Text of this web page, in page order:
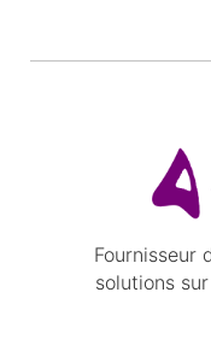
Fournisseur
solutions